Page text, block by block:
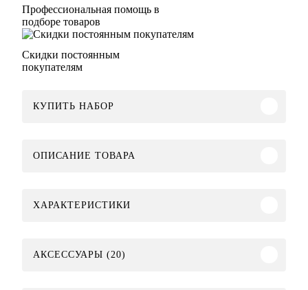
Профессиональная помощь в
подборе товаров
Скидки постоянным
покупателям
КУПИТЬ НАБОР
ОПИСАНИЕ ТОВАРА
ХАРАКТЕРИСТИКИ
АКСЕССУАРЫ (20)